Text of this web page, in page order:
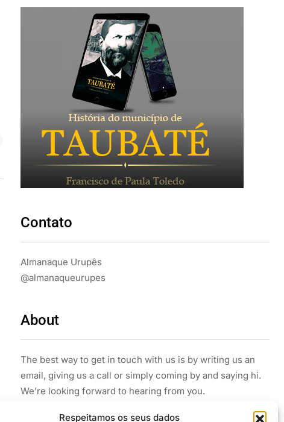
Respeitamos os seus dados
Contato
Almanaque Urupês
@almanaqueurupes
About
The best way to get in touch with us is by writing us an
email, giving us a call or simply coming by and saying hi.
We’re looking forward to hearing from you.